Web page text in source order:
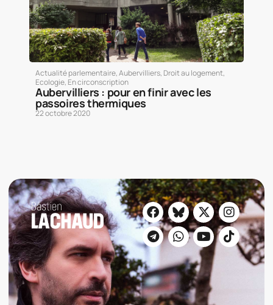
Actualité parlementaire,Aubervilliers, Droit au logement,
Ecologie, En circonscription
Aubervilliers : pour en finir avec les
passoires thermiques
22 octobre 2020